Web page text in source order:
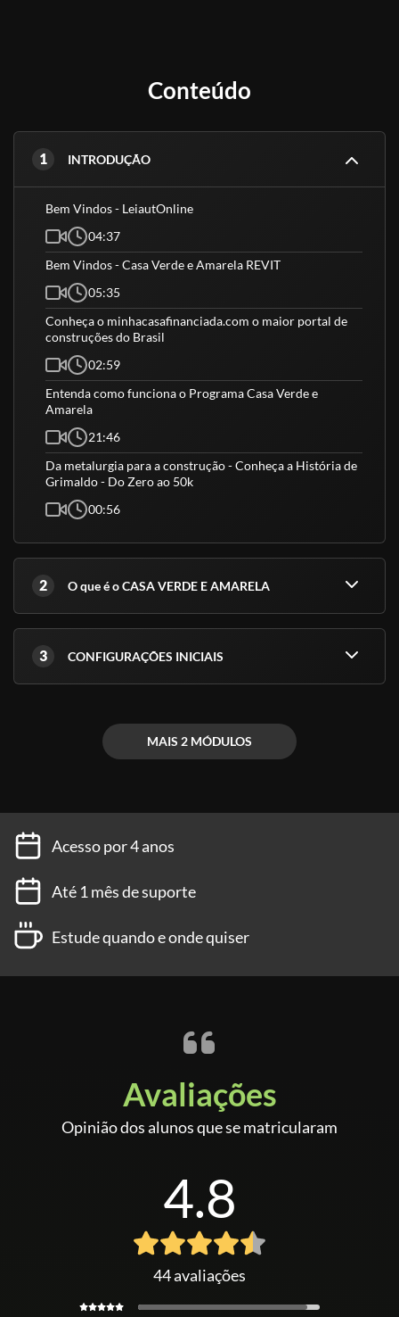
Conteúdo
1 INTRODUÇÃO
Bem Vindos - LeiautOnline
04:37
Bem Vindos - Casa Verde e Amarela REVIT
05:35
Conheça o minhacasafinanciada.com o maior portal de
construções do Brasil
02:59
Entenda como funciona o Programa Casa Verde e
Amarela
21:46
Da metalurgia para a construção - Conheça a História de
Grimaldo - Do Zero ao 50k
00:56
2 O que é o CASA VERDE E AMARELA
3 CONFIGURAÇÕES INICIAIS
MAIS 2 MÓDULOS
Acesso por 4 anos
Até 1 mês de suporte
Estude quando e onde quiser
Avaliações
Opinião dos alunos que se matricularam
4.8
44 avaliações